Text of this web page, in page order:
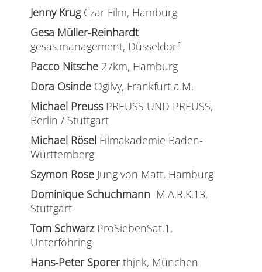
Jenny KrugCzar Film, Hamburg
Gesa Müller-Reinhardt
gesas.management, Düsseldorf
Pacco Nitsche 27km, Hamburg
Dora Osinde Ogilvy, Frankfurt a.M.
Michael PreussPREUSS UND PREUSS,
Berlin / Stuttgart
Michael Rösel Filmakademie Baden-
Württemberg
Szymon Rose Jung von Matt, Hamburg
Dominique Schuchmann M.A.R.K.13,
Stuttgart
Tom SchwarzProSiebenSat.1,
Unterföhring
Hans-Peter Sporerthjnk, München